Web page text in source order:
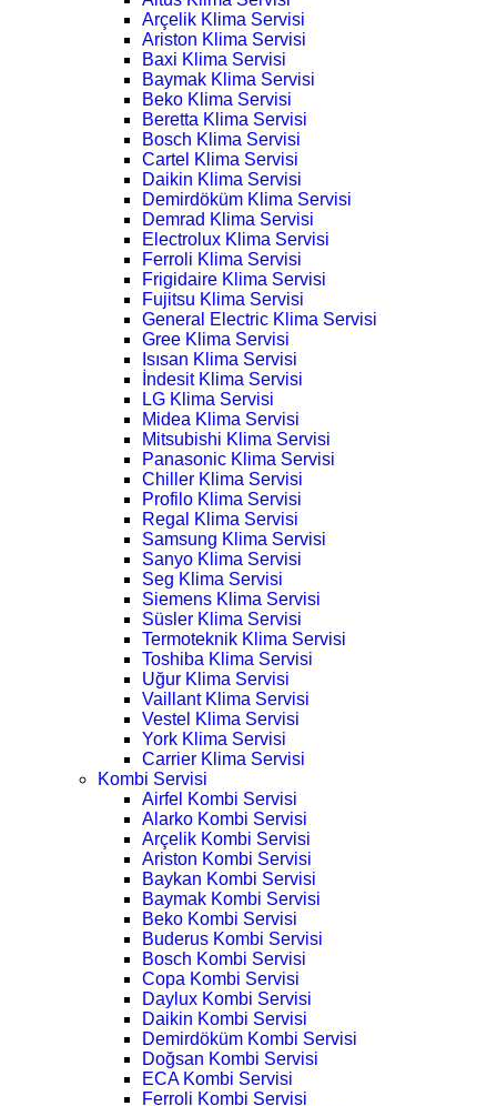
Arçelik Klima Servisi
Ariston Klima Servisi
Baxi Klima Servisi
Baymak Klima Servisi
Beko Klima Servisi
Beretta Klima Servisi
Bosch Klima Servisi
Cartel Klima Servisi
Daikin Klima Servisi
Demirdöküm Klima Servisi
Demrad Klima Servisi
Electrolux Klima Servisi
Ferroli Klima Servisi
Frigidaire Klima Servisi
Fujitsu Klima Servisi
General Electric Klima Servisi
Gree Klima Servisi
Isısan Klima Servisi
İndesit Klima Servisi
LG Klima Servisi
Midea Klima Servisi
Mitsubishi Klima Servisi
Panasonic Klima Servisi
Chiller Klima Servisi
Profilo Klima Servisi
Regal Klima Servisi
Samsung Klima Servisi
Sanyo Klima Servisi
Seg Klima Servisi
Siemens Klima Servisi
Süsler Klima Servisi
Termoteknik Klima Servisi
Toshiba Klima Servisi
Uğur Klima Servisi
Vaillant Klima Servisi
Vestel Klima Servisi
York Klima Servisi
Carrier Klima Servisi
Kombi Servisi
Airfel Kombi Servisi
Alarko Kombi Servisi
Arçelik Kombi Servisi
Ariston Kombi Servisi
Baykan Kombi Servisi
Baymak Kombi Servisi
Beko Kombi Servisi
Buderus Kombi Servisi
Bosch Kombi Servisi
Copa Kombi Servisi
Daylux Kombi Servisi
Daikin Kombi Servisi
Demirdöküm Kombi Servisi
Doğsan Kombi Servisi
ECA Kombi Servisi
Ferroli Kombi Servisi